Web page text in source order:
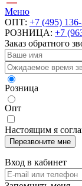
Меню
ОПТ: +7 (495)
РОЗНИЦА: +7
Заказ обратного
Розница
Опт
Настоящим я
Перезвоните мне
Вход в кабинет